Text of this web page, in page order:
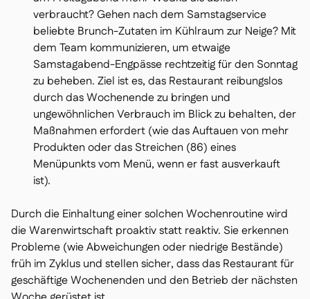
verbraucht? Gehen nach dem Samstagservice
beliebte Brunch-Zutaten im Kühlraum zur Neige? Mit
dem Team kommunizieren, um etwaige
Samstagabend-Engpässe rechtzeitig für den Sonntag
zu beheben. Ziel ist es, das Restaurant reibungslos
durch das Wochenende zu bringen und
ungewöhnlichen Verbrauch im Blick zu behalten, der
Maßnahmen erfordert (wie das Auftauen von mehr
Produkten oder das Streichen (86) eines
Menüpunkts vom Menü, wenn er fast ausverkauft
ist).
Durch die Einhaltung einer solchen Wochenroutine wird
die Warenwirtschaft proaktiv statt reaktiv. Sie erkennen
Probleme (wie Abweichungen oder niedrige Bestände)
früh im Zyklus und stellen sicher, dass das Restaurant für
geschäftige Wochenenden und den Betrieb der nächsten